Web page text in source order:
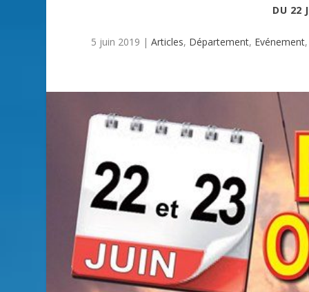
DU 22
5 juin 2019 | Articles, Département, Evénement